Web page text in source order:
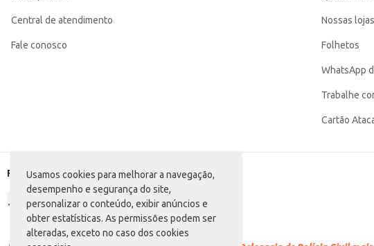
Usamos cookies para melhorar a navegação,
desempenho e segurança do site,
personalizar o conteúdo, exibir anúncios e
obter estatísticas. As permissões podem ser
alteradas, exceto no caso dos cookies
Categoria: Panela
EAN: 7898147772422
Central de atendimento
Fale conosco
Nossas lojas
Folhetos
WhatsApp
Trabalhe
Cartão
Formas de pagamento